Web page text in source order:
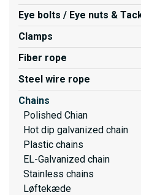
Eye bolts / Eye nuts &
Clamps
Fiber rope
Steel wire rope
Chains
Polished Chian
Hot dip galvanized chain
Plastic chains
EL-Galvanized chain
Stainless chains
Løftekæde